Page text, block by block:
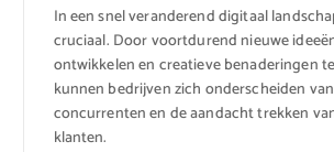
In een snel veranderend digitaal
cruciaal. Door voortdurend nieuwe
ontwikkelen en creatieve benaderingen
kunnen bedrijven zich onderscheiden
concurrenten en de aandacht trekken
klanten.